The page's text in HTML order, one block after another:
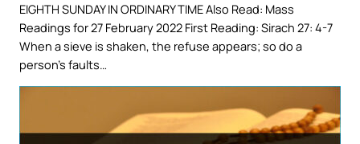
EIGHTH SUNDAY IN ORDINARY TIME Also Read: Mass
Readings for 27 February 2022 First Reading: Sirach 27: 4-7
When a sieve is shaken, the refuse appears; so do a
person’s faults…